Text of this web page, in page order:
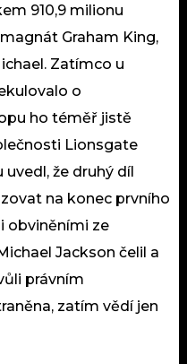
910,9 milionu
Graham King,
Zatímco u
o
ho téměř jistě
Lionsgate
že druhý díl
na konec prvního
obviněními ze
Jackson čelil a
právním
zatím vědí jen